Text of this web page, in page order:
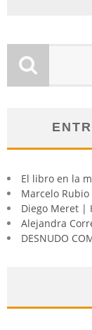
El libro en la
Marcelo
Diego Meret |
Alejandra
DESNUDO